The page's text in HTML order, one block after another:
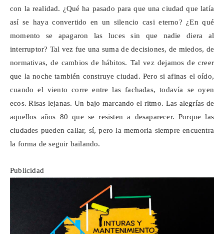
con la realidad. ¿Qué ha pasado para que una ciudad que latía
así se haya convertido en un silencio casi eterno? ¿En qué
momento se apagaron las luces sin que nadie diera al
interruptor? Tal vez fue una suma de decisiones, de miedos, de
normativas, de cambios de hábitos. Tal vez dejamos de creer
que la noche también construye ciudad. Pero si afinas el oído,
cuando el viento corre entre las fachadas, todavía se oyen
ecos. Risas lejanas. Un bajo marcando el ritmo. Las alegrías de
aquellos años 80 que se resisten a desaparecer. Porque las
ciudades pueden callar, sí, pero la memoria siempre encuentra
la forma de seguir bailando.
Publicidad